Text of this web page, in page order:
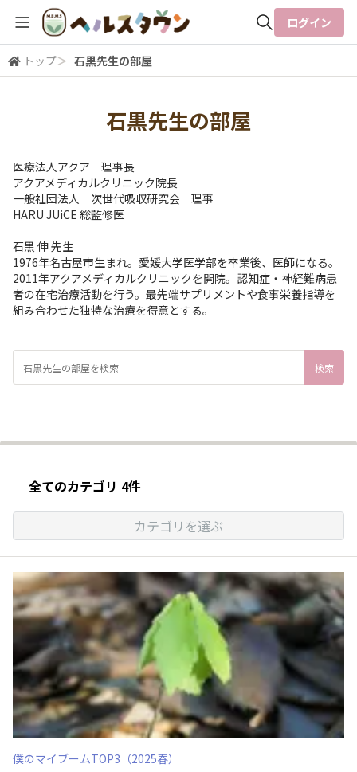
全体検索
ログイン
トップ＞ 石黒先生の部屋
石黒先生の部屋
医療法人アクア 理事長
アクアメディカルクリニック院長
一般社団法人 次世代吸収研究会 理事
HARU JUiCE 総監修医
石黒 伸 先生
1976年名古屋市生まれ。愛媛大学医学部を卒業後、医師になる。
2011年アクアメディカルクリニックを開院。認知症・神経難病患
者の在宅治療活動を行う。最先端サプリメントや食事栄養指導を
組み合わせた独特な治療を得意とする。
全てのカテゴリ 4件
カテゴリを選ぶ
僕のマイブームTOP3（2025春）